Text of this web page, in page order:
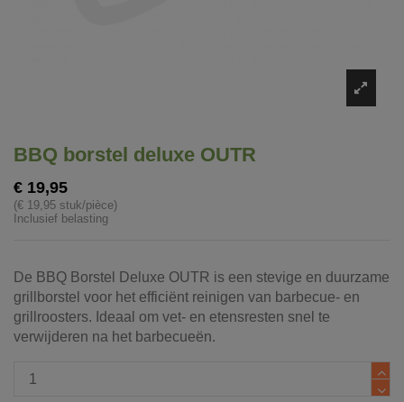
BBQ borstel deluxe OUTR
€ 19,95
(€ 19,95 stuk/pièce)
Inclusief belasting
De BBQ Borstel Deluxe OUTR is een stevige en duurzame
grillborstel voor het efficiënt reinigen van barbecue- en
grillroosters. Ideaal om vet- en etensresten snel te
verwijderen na het barbecueën.